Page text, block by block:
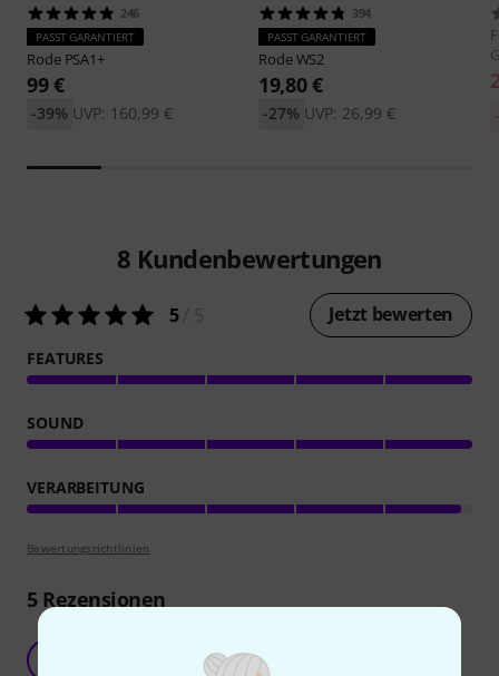
246
PASST GARANTIERT
Rode PSA1+
99 €
UVP: 160,99 €
-39%
394
PASST GARANTIERT
RodeWS2
19,80 €
UVP: 26,99 €
-27%
8 Kundenbewertungen
5/ 5 Jetzt bewerten
FEATURES
SOUND
VERARBEITUNG
Bewertungsrichtlinien
5Rezensionen
Voll guter Sound und top Qualität